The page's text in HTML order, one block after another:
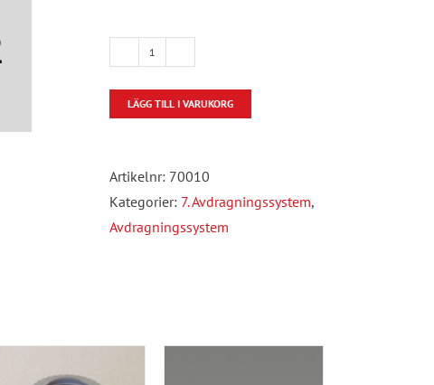
Betongbana
/
Avdragningssystem
LÄGG TILL I VARUKORG
Artikelnr: 70010
Kategorier: 7. Avdragningssystem,
Avdragningssystem